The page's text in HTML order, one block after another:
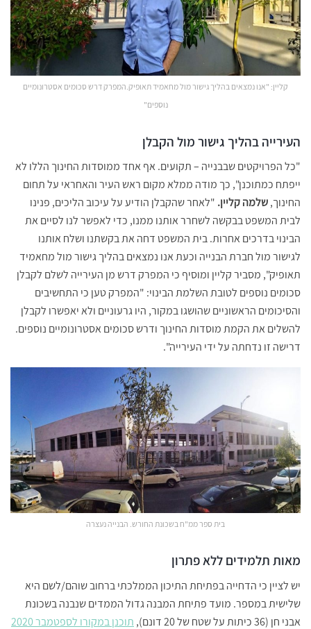
קליין: "אנו נמצאים בהליך גישור מול מחאמיד תאופיק.המפרק דרש סכומים אסטרונומיים
נוספים"
העירייה בהליך גישור מול הקבלן
"כל הפרויקטים שבבנייה – תקועים. אף אחד ממוסדות החינוך הללו לא
ייפתח כמתוכנן", כך מודה ממלא מקום ראש העיר והאחראי על תחום
החינוך,שלמה קליין. "לאחר שהקבלן הודיע על עיכוב הליכים, פנינו
לבית המשפט בבקשה לשחרר אותנו ממנו, כדי לאפשר לנו לסיים את
הבינוי בדרכים אחרות. בית המשפט דחה את בקשתנו ושלח אותנו
לגישור מול חברת הבנייה וכעת אנו נמצאים בהליך גישור מול מחאמיד
תאופיק", מסביר קליין ומוסיף כי המפרק דרש מן העירייה לשלם לקבלן
סכומים נוספים לטובת השלמת הבינוי: "המפרק טען כי התחשיבים
והסיכומים הראשוניים שהושגו במקור, היו גרעוניים ולא יאפשרו לקבלן
להשלים את הקמת מוסדות החינוך ודרש סכומים אסטרונומיים נוספים.
דרישה זו נדחתה על ידי העירייה".
בית ספר ממ"ח בשכונת החורש. הבנייה נעצרה
מאות תלמידים ללא פתרון
יש לציין כי הדחייה בפתיחת התיכון הממלכתי ברחוב שוהם/לשם היא
שלישית במספר. מועד פתיחת המבנה גדול הממדים שנבנה בשכונת
אבני חן (36 כיתות על שטח של 20 דונם),
תוכנן במקורו לספטמבר 2020